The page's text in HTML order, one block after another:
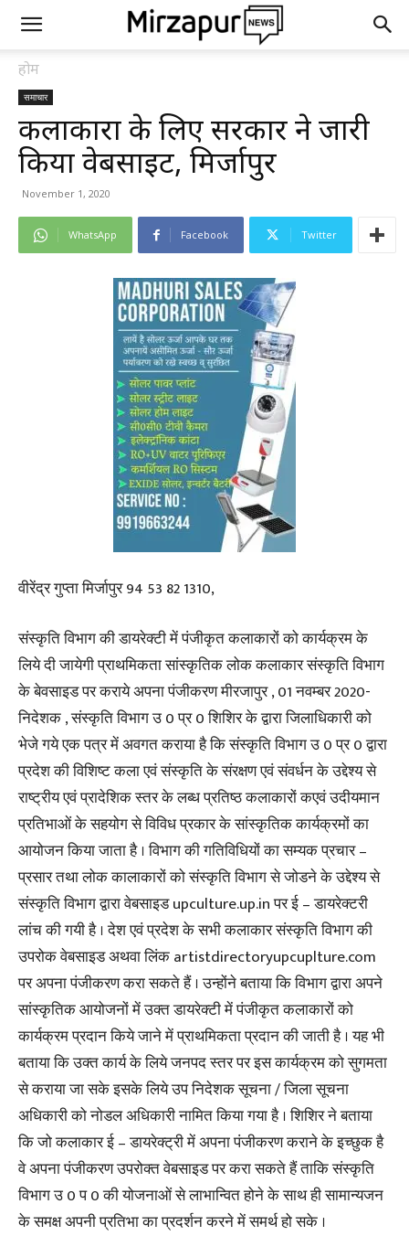
होम
समाचार
कलाकारों के लिए सरकार ने जारी
किया वेबसाइट, मिर्जापुर
November 1, 2020
WhatsApp Facebook Twitter
वीरेंद्र गुप्ता मिर्जापुर 94 53 82 1310,
संस्कृति विभाग की डायरेक्टी में पंजीकृत कलाकारों को कार्यक्रम के
लिये दी जायेगी प्राथमिकता सांस्कृतिक लोक कलाकार संस्कृति विभाग
के बेवसाइड पर कराये अपना पंजीकरण मीरजापुर , 01 नवम्बर 2020-
निदेशक , संस्कृति विभाग उ 0 प्र 0 शिशिर के द्वारा जिलाधिकारी को
भेजे गये एक पत्र में अवगत कराया है कि संस्कृति विभाग उ 0 प्र 0 द्वारा
प्रदेश की विशिष्ट कला एवं संस्कृति के संरक्षण एवं संवर्धन के उद्देश्य से
राष्ट्रीय एवं प्रादेशिक स्तर के लब्ध प्रतिष्ठ कलाकारों कएवं उदीयमान
प्रतिभाओं के सहयोग से विविध प्रकार के सांस्कृतिक कार्यक्रमों का
आयोजन किया जाता है । विभाग की गतिविधियों का सम्यक प्रचार –
प्रसार तथा लोक कालाकारों को संस्कृति विभाग से जोडने के उद्देश्य से
संस्कृति विभाग द्वारा वेबसाइड upculture.up.in पर ई – डायरेक्टरी
लांच की गयी है । देश एवं प्रदेश के सभी कलाकार संस्कृति विभाग की
उपरोक वेबसाइड अथवा लिंक artistdirectoryupcuplture.com
पर अपना पंजीकरण करा सकते हैं । उन्होंने बताया कि विभाग द्वारा अपने
सांस्कृतिक आयोजनों में उक्त डायरेक्टी में पंजीकृत कलाकारों को
कार्यक्रम प्रदान किये जाने में प्राथमिकता प्रदान की जाती है । यह भी
बताया कि उक्त कार्य के लिये जनपद स्तर पर इस कार्यक्रम को सुगमता
से कराया जा सके इसके लिये उप निदेशक सूचना / जिला सूचना
अधिकारी को नोडल अधिकारी नामित किया गया है । शिशिर ने बताया
कि जो कलाकार ई – डायरेक्ट्री में अपना पंजीकरण कराने के इच्छुक है
वे अपना पंजीकरण उपरोक्त वेबसाइड पर करा सकते हैं ताकि संस्कृति
विभाग उ 0 प 0 की योजनाओं से लाभान्वित होने के साथ ही सामान्यजन
के समक्ष अपनी प्रतिभा का प्रदर्शन करने में समर्थ हो सके ।